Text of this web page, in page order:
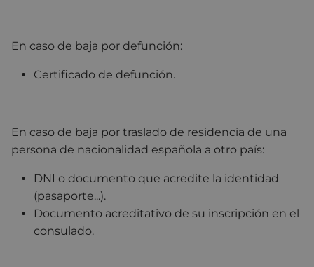
En caso de baja por defunción:
Certificado de defunción.
En caso de baja por traslado de residencia de una
persona de nacionalidad española a otro país:
DNI o documento que acredite la identidad
(pasaporte...).
Documento acreditativo de su inscripción en el
consulado.